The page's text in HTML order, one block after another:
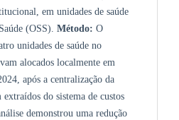
em unidades de saúde
(OSS). Método: O
unidades de saúde no
alocados localmente em
após a centralização da
do sistema de custos
demonstrou uma redução